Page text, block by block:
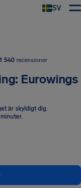
SV
540 recensioner
Eurowings
är skyldigt dig.